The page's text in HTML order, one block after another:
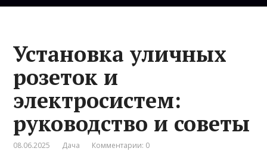
Установка уличных
розеток и
электросистем:
руководство и советы
08.06.2025 Дача Комментарии: 0